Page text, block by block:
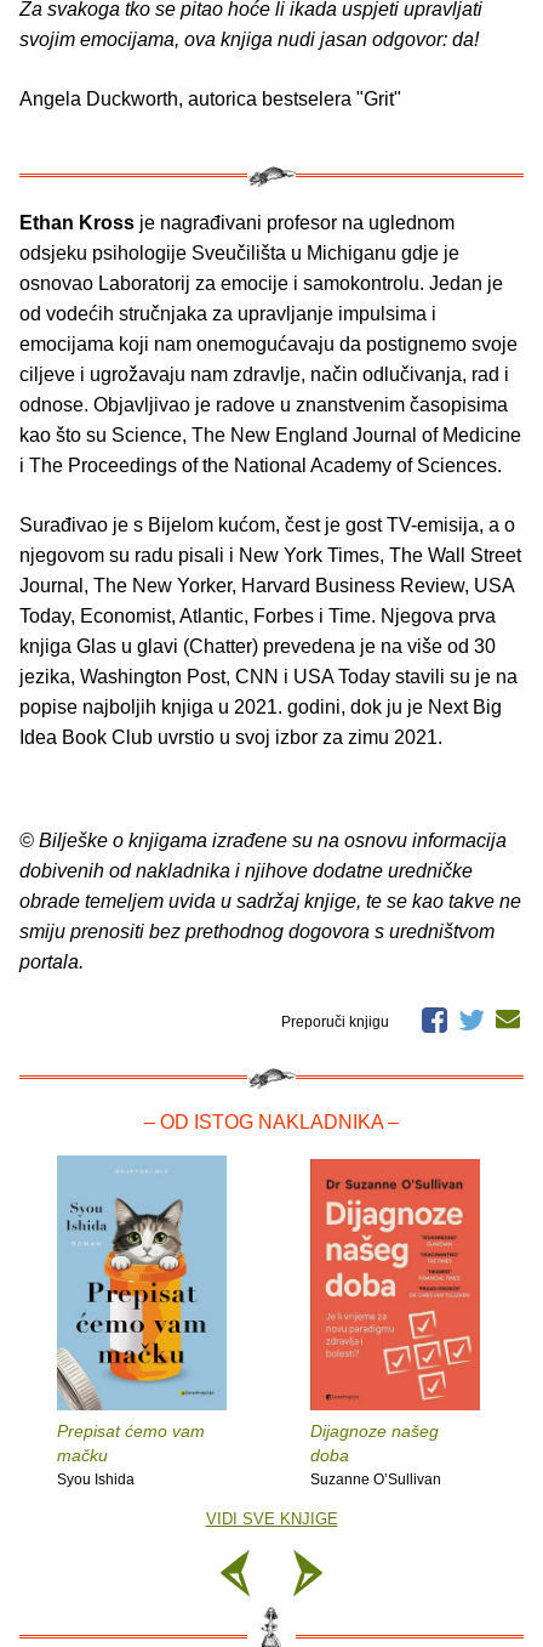
Za svakoga tko se pitao hoće li ikada uspjeti upravljati
svojim emocijama, ova knjiga nudi jasan odgovor: da!
Angela Duckworth, autorica bestselera "Grit"
Ethan Kross je nagrađivani profesor na uglednom
odsjeku psihologije Sveučilišta u Michiganu gdje je
osnovao Laboratorij za emocije i samokontrolu. Jedan je
od vodećih stručnjaka za upravljanje impulsima i
emocijama koji nam onemogućavaju da postignemo svoje
ciljeve i ugrožavaju nam zdravlje, način odlučivanja, rad i
odnose. Objavljivao je radove u znanstvenim časopisima
kao što su Science, The New England Journal of Medicine
i The Proceedings of the National Academy of Sciences.
Surađivao je s Bijelom kućom, čest je gost TV-emisija, a o
njegovom su radu pisali i New York Times, The Wall Street
Journal, The New Yorker, Harvard Business Review, USA
Today, Economist, Atlantic, Forbes i Time. Njegova prva
knjiga Glas u glavi (Chatter) prevedena je na više od 30
jezika, Washington Post, CNN i USA Today stavili su je na
popise najboljih knjiga u 2021. godini, dok ju je Next Big
Idea Book Club uvrstio u svoj izbor za zimu 2021.
© Bilješke o knjigama izrađene su na osnovu informacija
dobivenih od nakladnika i njihove dodatne uredničke
obrade temeljem uvida u sadržaj knjige, te se kao takve ne
smiju prenositi bez prethodnog dogovora s uredništvom
portala.
Preporuči knjigu
– OD ISTOG NAKLADNIKA –
Prepisat ćemo vam
mačku
Syou Ishida
Dijagnoze našeg
doba
Suzanne O’Sullivan
VIDI SVE KNJIGE